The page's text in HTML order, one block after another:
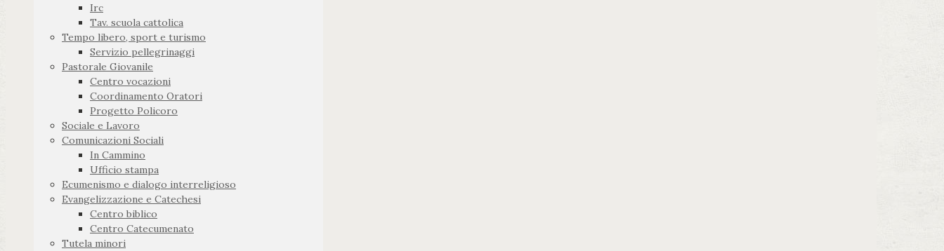
Irc
Tav. scuola cattolica
Tempo libero, sport e turismo
Servizio pellegrinaggi
Pastorale Giovanile
Centro vocazioni
Coordinamento Oratori
Progetto Policoro
Sociale e Lavoro
Comunicazioni Sociali
In Cammino
Ufficio stampa
Ecumenismo e dialogo interreligioso
Evangelizzazione e Catechesi
Centro biblico
Centro Catecumenato
Tutela minori